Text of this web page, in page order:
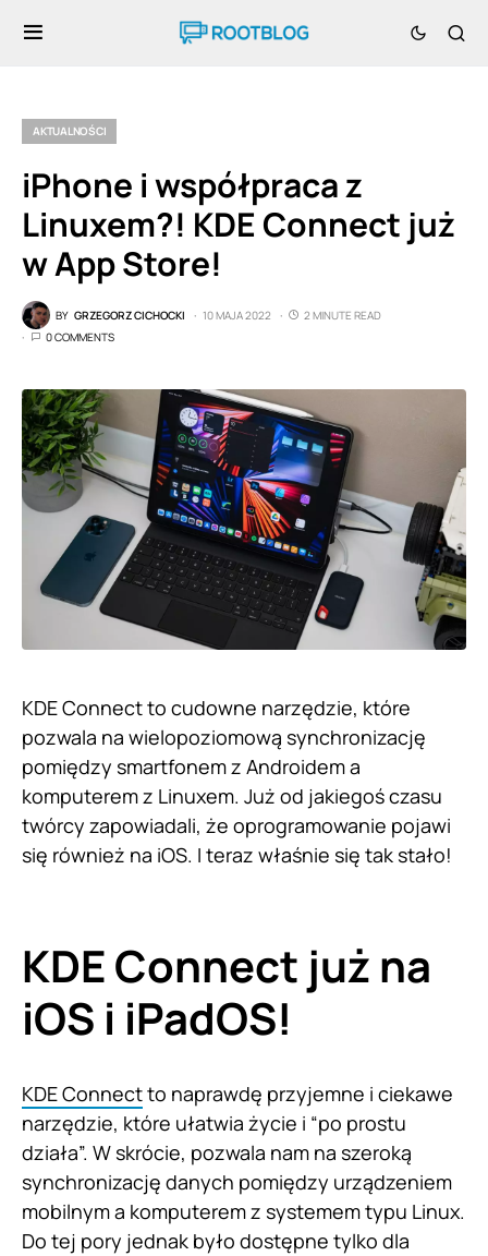
AKTUALNOŚCI
iPhone i współpraca z
Linuxem?! KDE Connect już
w App Store!
BY GRZEGORZ CICHOCKI 10 MAJA 2022
2 MINUTE READ
0 COMMENTS
KDE Connect to cudowne narzędzie, które
pozwala na wielopoziomową synchronizację
pomiędzy smartfonem z Androidem a
komputerem z Linuxem. Już od jakiegoś czasu
twórcy zapowiadali, że oprogramowanie pojawi
się również na iOS. I teraz właśnie się tak stało!
KDE Connect już na
iOS i iPadOS!
KDE Connectto naprawdę przyjemne i ciekawe
narzędzie, które ułatwia życie i “po prostu
działa”. W skrócie, pozwala nam na szeroką
synchronizację danych pomiędzy urządzeniem
mobilnym a komputerem z systemem typu Linux.
Do tej pory jednak było dostępne tylko dla